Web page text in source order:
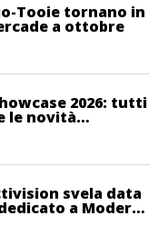
Tooie tornano in
a ottobre
2026: tutti
le novità
svela data
a Modern